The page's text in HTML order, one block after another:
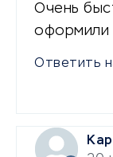
Очень
оформили
Ответить